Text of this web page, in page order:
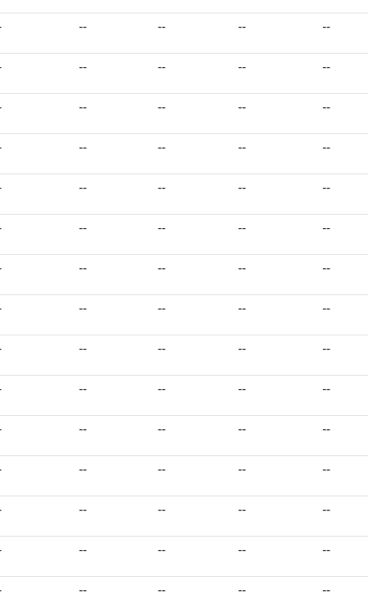
-- -- -- --
-- -- -- --
-- -- -- --
-- -- -- --
-- -- -- --
-- -- -- --
-- -- -- --
-- -- -- --
-- -- -- --
-- -- -- --
-- -- -- --
-- -- -- --
-- -- -- --
-- -- -- --
-- -- -- --